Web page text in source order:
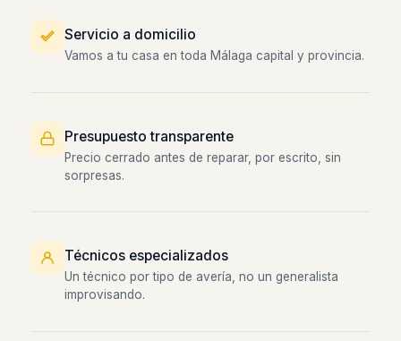
Servicio a domicilio
Vamos a tu casa en toda Málaga capital y provincia.
Presupuesto transparente
Precio cerrado antes de reparar, por escrito, sin
sorpresas.
Técnicos especializados
Un técnico por tipo de avería, no un generalista
improvisando.